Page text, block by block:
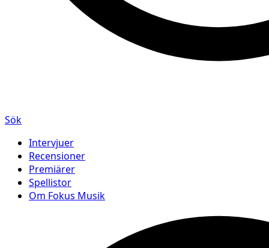
Sök
Intervjuer
Recensioner
Premiärer
Spellistor
Om Fokus Musik